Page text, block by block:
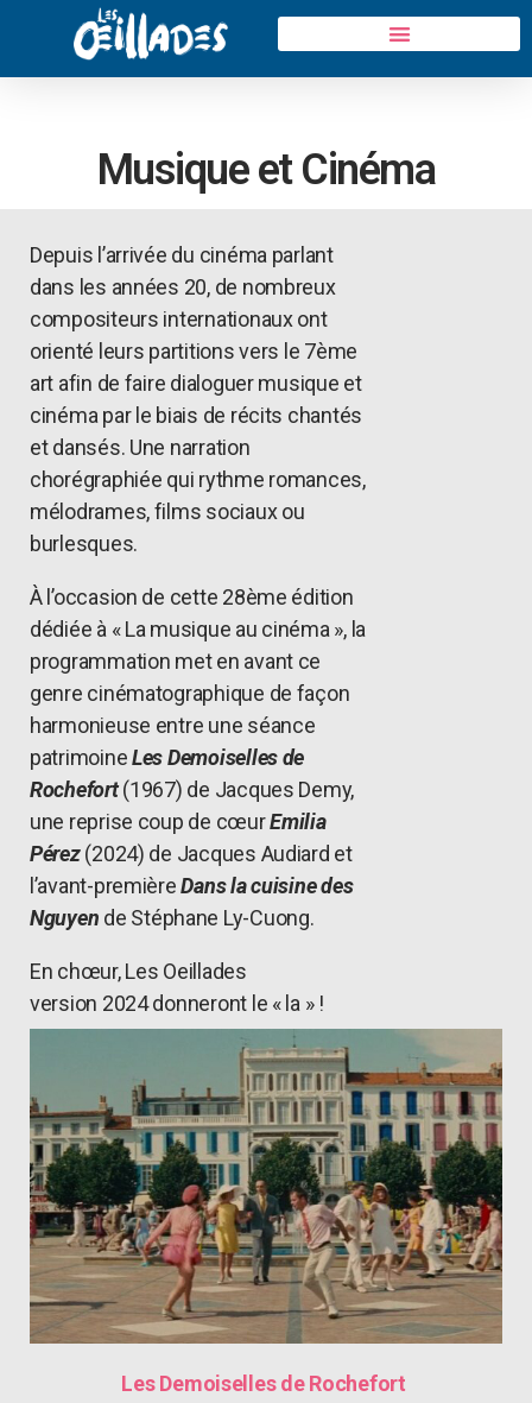
Musique et Cinéma
Depuis l’arrivée du cinéma parlant
dans les années 20, de nombreux
compositeurs internationaux ont
orienté leurs partitions vers le 7ème
art afin de faire dialoguer musique et
cinéma par le biais de récits chantés
et dansés. Une narration
chorégraphiée qui rythme romances,
mélodrames, films sociaux ou
burlesques.
À l’occasion de cette 28ème édition
dédiée à « La musique au cinéma », la
programmation met en avant ce
genre cinématographique de façon
harmonieuse entre une séance
patrimoineLes Demoiselles de
Rochefort(1967) de Jacques Demy,
une reprise coup de cœurEmilia
Pérez(2024) de Jacques Audiard et
l’avant-premièreDans la cuisine des
Nguyen de Stéphane Ly-Cuong.
En chœur, Les Oeillades
version 2024 donneront le « la » !
Les Demoiselles de Rochefort